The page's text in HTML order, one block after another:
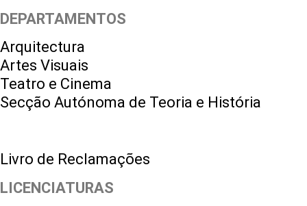
DEPARTAMENTOS
Arquitectura
Artes Visuais
Teatro e Cinema
Secção Autónoma de Teoria e História
Livro de Reclamações
LICENCIATURAS